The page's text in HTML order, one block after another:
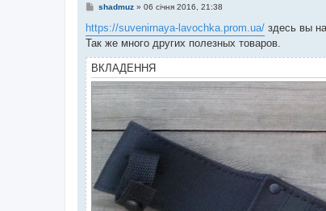
П
в
і
д
м
л
е
н
н
shadmuz» 06 січня 2016, 21:38
https://suvenirnaya-lavochka.prom.ua/ здесь вы
Так же много других полезных товаров.
ВКЛАДЕННЯ